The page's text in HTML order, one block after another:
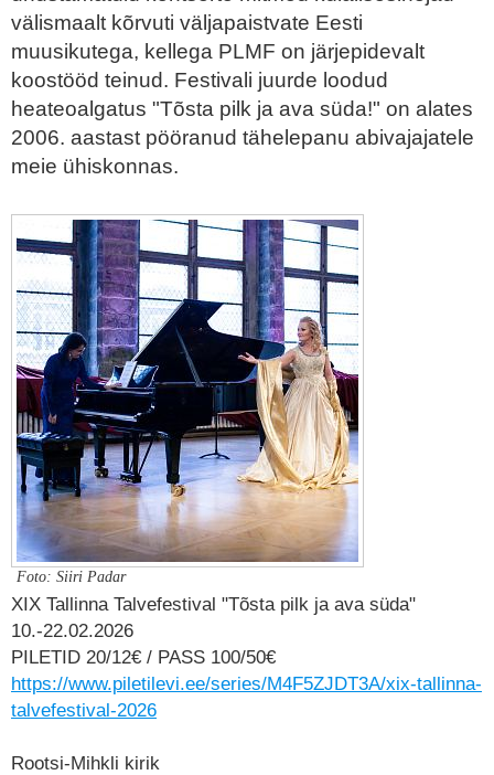
välismaalt kõrvuti väljapaistvate Eesti
muusikutega, kellega PLMF on järjepidevalt
koostööd teinud. Festivali juurde loodud
heateoalgatus "Tõsta pilk ja ava süda!" on alates
2006. aastast pööranud tähelepanu abivajajatele
meie ühiskonnas.
Foto: Siiri Padar
XIX Tallinna Talvefestival "Tõsta pilk ja ava süda"
10.-22.02.2026
PILETID 20/12€ / PASS 100/50€
https://www.piletilevi.ee/series/M4F5ZJDT3A/xix-tallinna-
talvefestival-2026
Rootsi-Mihkli kirik